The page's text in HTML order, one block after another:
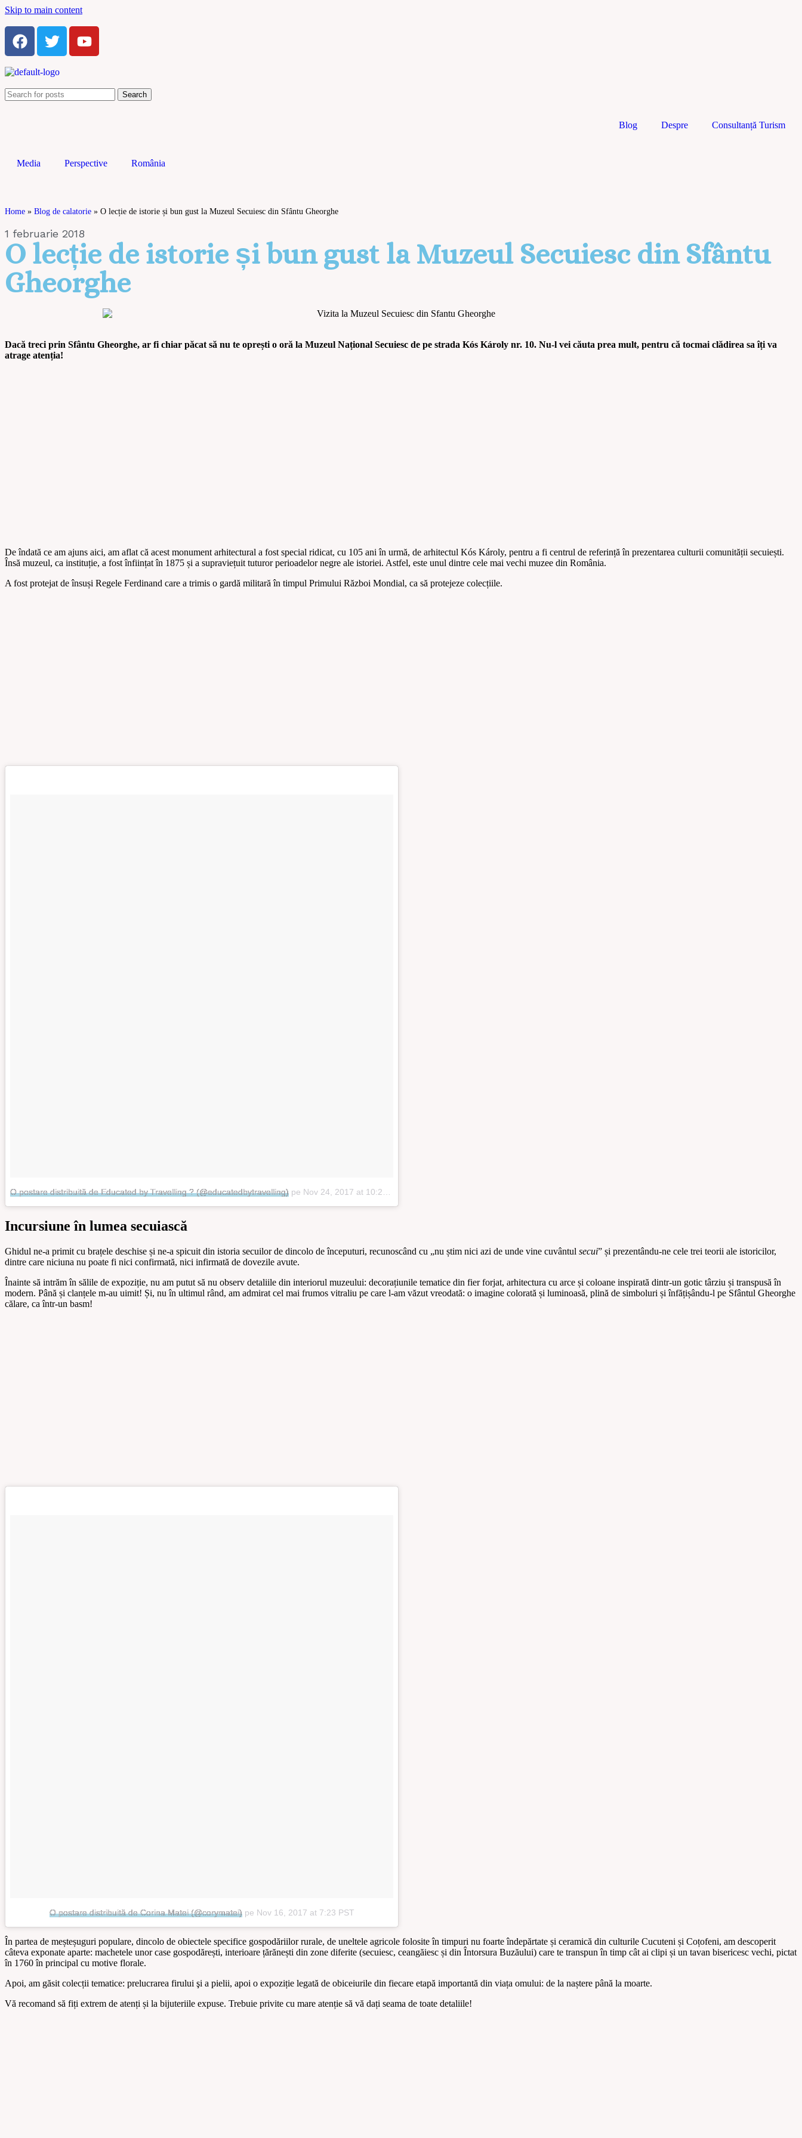
Skip to main content
Search
Blog Despre Consultanță Turism
Media Perspective România
Home » Blog de calatorie » O lecție de istorie și bun gust la Muzeul Secuiesc din Sfântu Gheorghe
1 februarie 2018
O lecție de istorie și bun gust la Muzeul Secuiesc din Sfântu
Gheorghe
Dacă treci prin Sfântu Gheorghe, ar fi chiar păcat să nu te oprești o oră la Muzeul Național Secuiesc de pe strada Kós Károly nr. 10. Nu-l vei căuta prea mult, pentru că tocmai clădirea sa îți va
atrage atenția!
De îndată ce am ajuns aici, am aflat că acest monument arhitectural a fost special ridicat, cu 105 ani în urmă, de arhitectul Kós Károly, pentru a fi centrul de referință în prezentarea culturii comunității secuiești.
Însă muzeul, ca instituție, a fost înființat în 1875 și a supraviețuit tuturor perioadelor negre ale istoriei. Astfel, este unul dintre cele mai vechi muzee din România.
A fost protejat de însuși Regele Ferdinand care a trimis o gardă militară în timpul Primului Război Mondial, ca să protejeze colecțiile.
O postare distribuită de Educated by Travelling ? (@educatedbytravelling) pe Nov 24, 2017 at 10:27 PST
Incursiune în lumea secuiască
Ghidul ne-a primit cu brațele deschise și ne-a spicuit din istoria secuilor de dincolo de începuturi, recunoscând cu „nu știm nici azi de unde vine cuvântul secui” și prezentându-ne cele trei teorii ale istoricilor,
dintre care niciuna nu poate fi nici confirmată, nici infirmată de dovezile avute.
Înainte să intrăm în sălile de expoziție, nu am putut să nu observ detaliile din interiorul muzeului: decorațiunile tematice din fier forjat, arhitectura cu arce și coloane inspirată dintr-un gotic târziu și transpusă în
modern. Până și clanțele m-au uimit! Și, nu în ultimul rând, am admirat cel mai frumos vitraliu pe care l-am văzut vreodată: o imagine colorată și luminoasă, plină de simboluri și înfățișându-l pe Sfântul Gheorghe
călare, ca într-un basm!
O postare distribuită de Corina Matei (@corymatei)pe Nov 16, 2017 at 7:23 PST
În partea de meșteșuguri populare, dincolo de obiectele specifice gospodăriilor rurale, de uneltele agricole folosite în timpuri nu foarte îndepărtate și ceramică din culturile Cucuteni și Coțofeni, am descoperit
câteva exponate aparte: machetele unor case gospodărești, interioare țărănești din zone diferite (secuiesc, ceangăiesc și din Întorsura Buzăului) care te transpun în timp cât ai clipi și un tavan bisericesc vechi, pictat
în 1760 în principal cu motive florale.
Apoi, am găsit colecții tematice: prelucrarea firului şi a pielii, apoi o expoziție legată de obiceiurile din fiecare etapă importantă din viața omului: de la naștere până la moarte.
Vă recomand să fiți extrem de atenți și la bijuteriile expuse. Trebuie privite cu mare atenție să vă dați seama de toate detaliile!